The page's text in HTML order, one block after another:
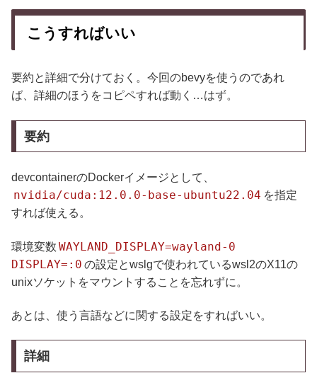
こうすればいい
要約と詳細で分けておく。今回のbevyを使うのであれ
ば、詳細のほうをコピペすれば動く…はず。
要約
devcontainerのDockerイメージとして、
nvidia/cuda:12.0.0-base-ubuntu22.04 を指定
すれば使える。
環境変数 WAYLAND_DISPLAY=wayland-0
DISPLAY=:0 の設定とwslgで使われているwsl2のX11の
unixソケットをマウントすることを忘れずに。
あとは、使う言語などに関する設定をすればいい。
詳細